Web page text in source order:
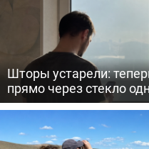
Шторы устарели:
прямо через стекло